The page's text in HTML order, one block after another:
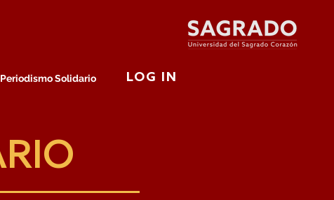
Periodismo Solidario LOG IN